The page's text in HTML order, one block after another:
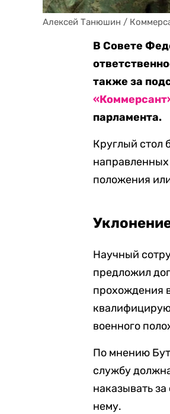
Алексей Танюшин /
В Совете
также за
парламента.
Круглый стол
положения
Научный
предложил
прохождения
военного
По мнению
службу
наказывать
нему.